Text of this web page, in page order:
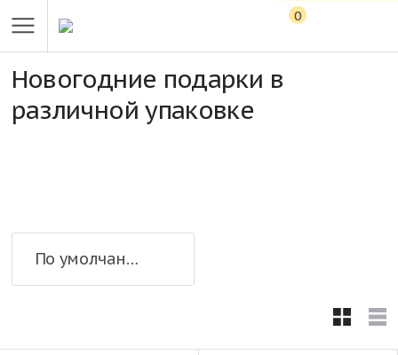
0
Новогодние подарки в
различной упаковке
По умолчанию